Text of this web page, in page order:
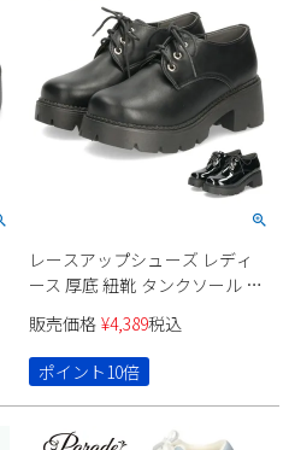
レースアップシューズ レディ
ース 厚底 紐靴 タンクソール オ
ックスフォード プラットフォ
ーム 黒 太ヒール 6cm マニッシ
ュ 靴 ブラック Parade パレード
1126
販売価格 ¥4,389税込
ポイント10倍